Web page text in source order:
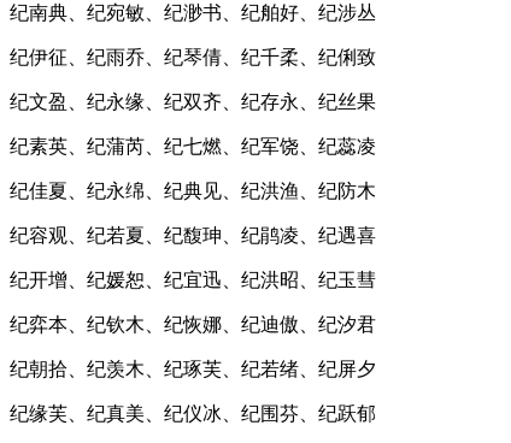
纪南典、纪宛敏、纪渺书、纪舶好、纪涉丛
纪伊征、纪雨乔、纪琴倩、纪千柔、纪俐致
纪文盈、纪永缘、纪双齐、纪存永、纪丝果
纪素英、纪蒲芮、纪七燃、纪军饶、纪蕊凌
纪佳夏、纪永绵、纪典见、纪洪渔、纪防木
纪容观、纪若夏、纪馥珅、纪鹃凌、纪遇喜
纪开增、纪媛恕、纪宜迅、纪洪昭、纪玉彗
纪弈本、纪钦木、纪恢娜、纪迪傲、纪汐君
纪朝拾、纪羡木、纪琢芙、纪若绪、纪屏夕
纪缘芙、纪真美、纪仪冰、纪围芬、纪跃郁